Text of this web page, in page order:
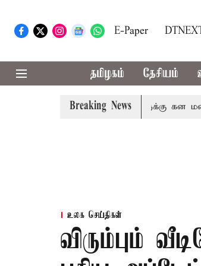
E-Paper
தமிழகம் தேசியம்
Breaking News
ஆகிய மாவட்டங்களுக்கு கன மழை
உலக செய்திகள்
விரும்பும்